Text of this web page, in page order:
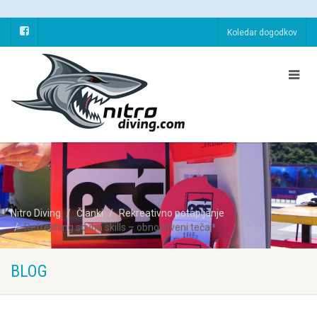
Koledar dogodkov
Nitro Diving Članki
Rekreativno potapljanje
Refreshing scuba skills – obnovitveni tečaj
BLOG